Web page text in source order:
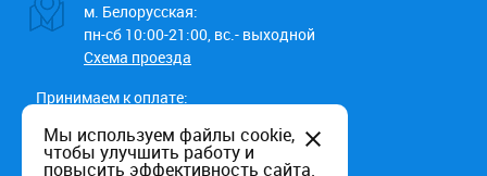
м. Белорусская:
пн-сб 10:00-21:00, вс.- выходной
Схема проезда
Принимаем к оплате:
Мы используем файлы cookie,
чтобы улучшить работу и
повысить эффективность сайта.